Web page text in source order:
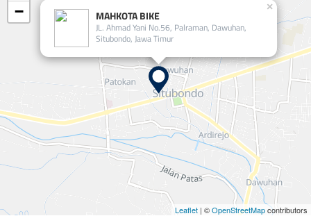
MAHKOTA BIKE
JL. Ahmad Yani No.56, Palraman, Dawuhan,
Situbondo, Jawa Timur
×
−
Leaflet | ©OpenStreetMapcontributors